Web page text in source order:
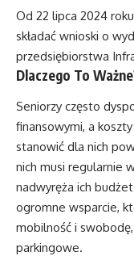
Od 22 lipca 2024
składać wnioski o
przedsiębiorstwa
Dlaczego To
Seniorzy często
finansowymi, a
stanowić dla nich
nich musi regularnie
nadwyręża ich
ogromne wsparcie,
mobilność i
parkingowe.